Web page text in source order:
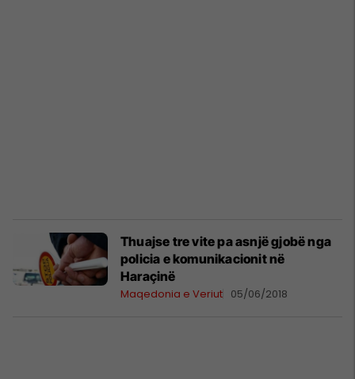
Thuajse tre vite pa asnjë gjobë nga
policia e komunikacionit në
Haraçinë
Maqedonia e Veriut 05/06/2018